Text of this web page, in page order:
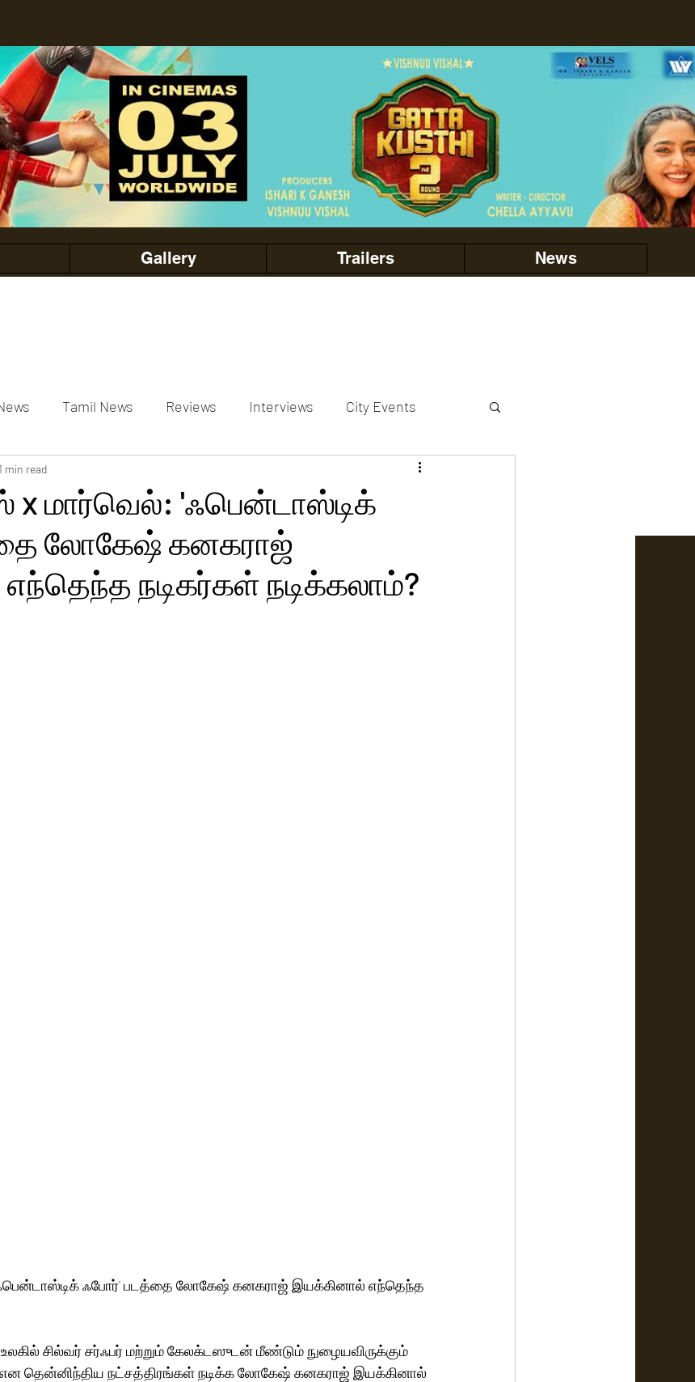
Gallery Trailers News
Tamil News Reviews Interviews City Events
Events Gallery actors gallery
x மார்வெல்: 'ஃபென்டாஸ்டிக்
லோகேஷ் கனகராஜ்
நடிகர்கள் நடிக்கலாம்?
1 min read
ஃபோர்' படத்தை லோகேஷ் கனகராஜ் இயக்கினால் எந்தெந்த
சில்வர் சர்ஃபர் மற்றும் கேலக்டஸுடன் மீண்டும் நுழையவிருக்கும்
என தென்னிந்திய நட்சத்திரங்கள் நடிக்க லோகேஷ் கனகராஜ் இயக்கினால்